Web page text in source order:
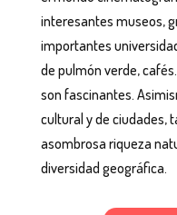
interesantes museos,
importantes
de pulmón verde,
son fascinantes.
cultural y de ciudades,
asombrosa riqueza
diversidad geográfica.